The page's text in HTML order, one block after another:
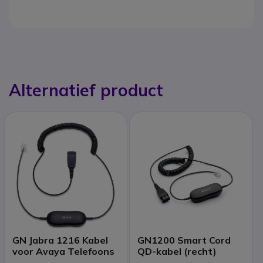
Alternatief product
GN Jabra 1216 Kabel
voor Avaya Telefoons
GN1200 Smart Cord
QD-kabel (recht)